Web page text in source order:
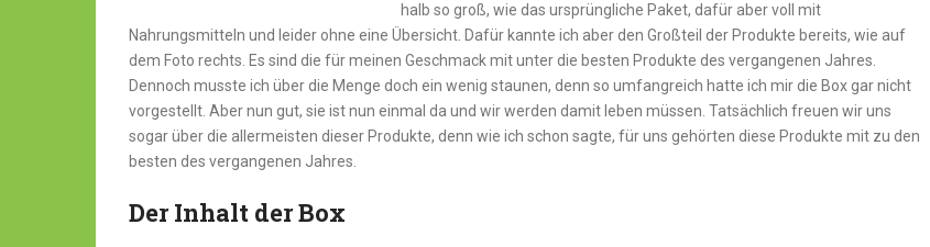
halb so groß, wie das ursprüngliche Paket, dafür aber voll mit
Nahrungsmitteln und leider ohne eine Übersicht. Dafür kannte ich aber den Großteil der Produkte bereits, wie auf
dem Foto rechts. Es sind die für meinen Geschmack mit unter die besten Produkte des vergangenen Jahres.
Dennoch musste ich über die Menge doch ein wenig staunen, denn so umfangreich hatte ich mir die Box gar nicht
vorgestellt. Aber nun gut, sie ist nun einmal da und wir werden damit leben müssen. Tatsächlich freuen wir uns
sogar über die allermeisten dieser Produkte, denn wie ich schon sagte, für uns gehörten diese Produkte mit zu den
besten des vergangenen Jahres.
Der Inhalt der Box